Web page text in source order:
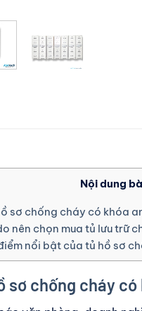
Nội dung
sơ chống cháy có khóa
nên chọn mua tủ lưu trữ
nổi bật của tủ hồ sơ
sơ chống cháy có